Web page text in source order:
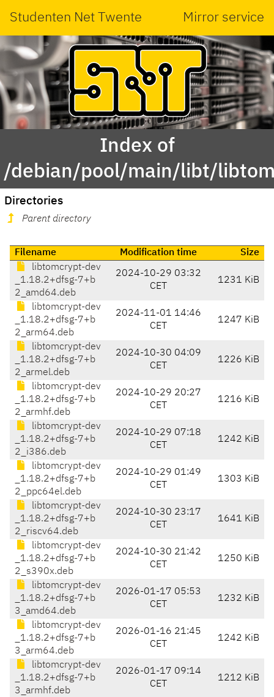
Studenten Net Twente Mirror service
Index of
/debian/pool/main/libt/
Directories
Parent directory
Filename Modification time
Size
libtomcrypt-dev
_1.18.2+dfsg-7+b
2_amd64.deb
2024-10-29 03:32
CET
1231 KiB
libtomcrypt-dev
_1.18.2+dfsg-7+b
2_arm64.deb
2024-11-01 14:46
CET
1247 KiB
libtomcrypt-dev
_1.18.2+dfsg-7+b
2_armel.deb
2024-10-30 04:09
CET
1226 KiB
libtomcrypt-dev
_1.18.2+dfsg-7+b
2_armhf.deb
2024-10-29 20:27
CET
1216 KiB
libtomcrypt-dev
_1.18.2+dfsg-7+b
2_i386.deb
2024-10-29 07:18
CET
1242 KiB
libtomcrypt-dev
_1.18.2+dfsg-7+b
2_ppc64el.deb
2024-10-29 01:49
CET
1303 KiB
libtomcrypt-dev
_1.18.2+dfsg-7+b
2_riscv64.deb
2024-10-30 23:17
CET
1641 KiB
libtomcrypt-dev
_1.18.2+dfsg-7+b
2_s390x.deb
2024-10-30 21:42
CET
1250 KiB
libtomcrypt-dev
_1.18.2+dfsg-7+b
3_amd64.deb
2026-01-17 05:53
CET
1232 KiB
libtomcrypt-dev
_1.18.2+dfsg-7+b
3_arm64.deb
2026-01-16 21:45
CET
1242 KiB
libtomcrypt-dev
_1.18.2+dfsg-7+b
3_armhf.deb
2026-01-17 09:14
CET
1212 KiB